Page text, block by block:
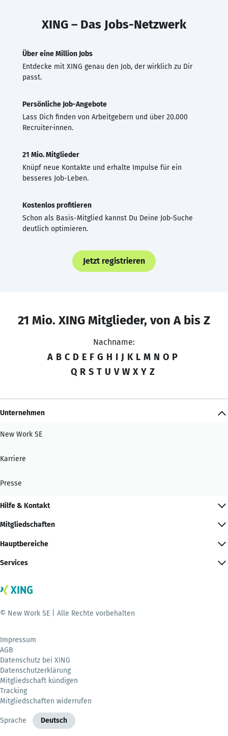
XING – Das Jobs-Netzwerk
Über eine Million Jobs
Entdecke mit XING genau den Job, der wirklich zu Dir
passt.
Persönliche Job-Angebote
Lass Dich finden von Arbeitgebern und über 20.000
Recruiter·innen.
21 Mio. Mitglieder
Knüpf neue Kontakte und erhalte Impulse für ein
besseres Job-Leben.
Kostenlos profitieren
Schon als Basis-Mitglied kannst Du Deine Job-Suche
deutlich optimieren.
Jetzt registrieren
21 Mio. XING Mitglieder, von A bis Z
Nachname:
A B C D E F G H I J K L M N O P
Q R S T U V W X Y Z
Unternehmen
New Work SE
Karriere
Presse
Hilfe & Kontakt
Mitgliedschaften
Hauptbereiche
Services
© New Work SE | Alle Rechte vorbehalten
Impressum
AGB
Datenschutz bei XING
Datenschutzerklärung
Mitgliedschaft kündigen
Tracking
Mitgliedschaften widerrufen
Sprache Deutsch